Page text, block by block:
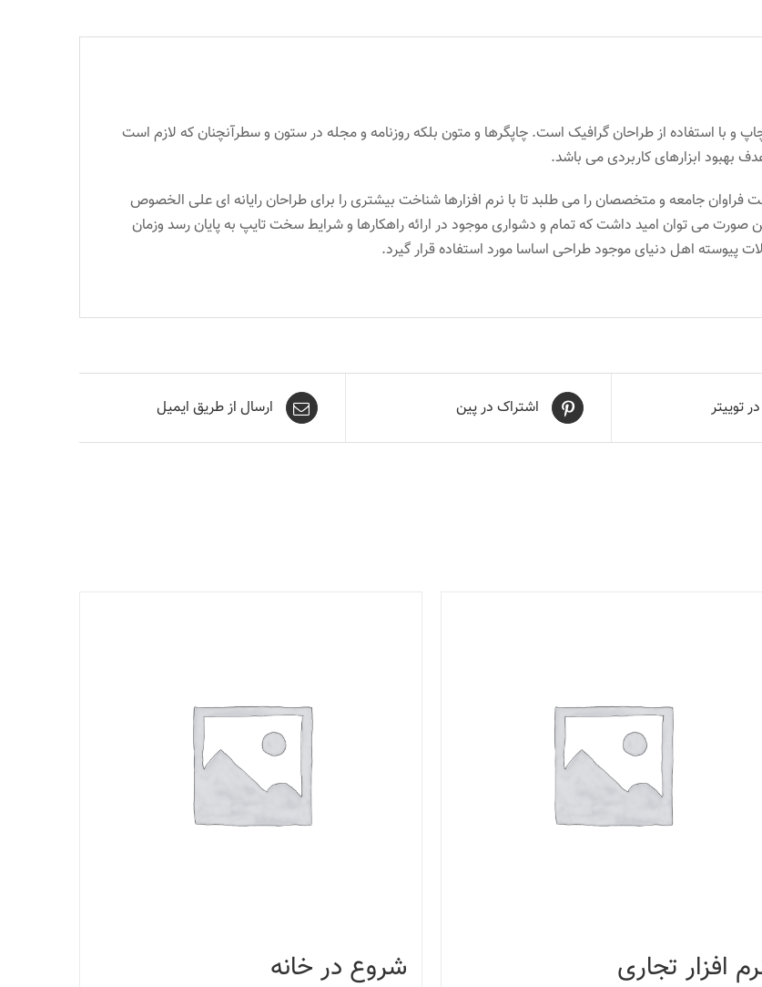
و با استفاده از طراحان گرافیک است. چاپگرها و متون بلکه روزنامه و مجله در ستون و سطرآنچنان که لازم است
بهبود ابزارهای کاربردی می باشد.
جامعه و متخصصان را می طلبد تا با نرم افزارها شناخت بیشتری را برای طراحان رایانه ای علی الخصوص
صورت می توان امید داشت که تمام و دشواری موجود در ارائه راهکارها و شرایط سخت تایپ به پایان رسد وزمان
پیوسته اهل دنیای موجود طراحی اساسا مورد استفاده قرار گیرد.
توییتر اشتراک در پین ارسال از طریق ایمیل
افزار تجاری شروع در خانه